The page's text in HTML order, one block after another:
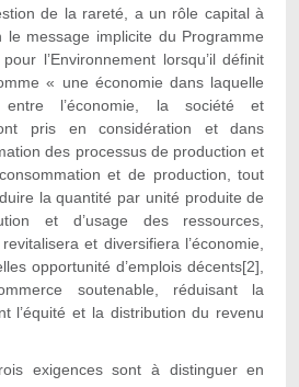
de la rareté, a un rôle capital à
le message implicite du Programme
l’Environnement lorsqu’il définit
« une économie dans laquelle
l’économie, la société et
pris en considération et dans
des processus de production et
et de production, tout
la quantité par unité produite de
et d’usage des ressources,
et diversifiera l’économie,
opportunité d’emplois décents[2],
soutenable, réduisant la
l’équité et la distribution du revenu
exigences sont à distinguer en